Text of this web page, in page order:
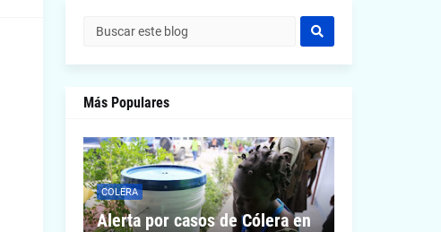
Más Populares
COLERA
Alerta por casos de Cólera en